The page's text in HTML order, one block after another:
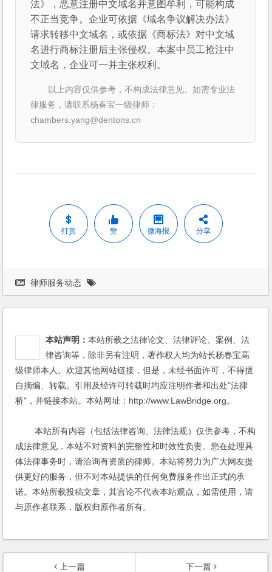
法》，恶意注册中文域名并意图牟利，可能构成
不正当竞争。企业可依据《域名争议解决办法》
请求转移中文域名，或依据《商标法》对中文域
名进行商标注册后主张侵权。本案中员工抢注中
文域名，企业可一并主张权利。
以上内容仅供参考，不构成法律意见。如需专业法
律服务，请联系杨春宝一级律师：
chambers.yang@dentons.cn
打赏 赞 微海报 分享
律师服务动态
本站声明：本站所载之法律论文、法律评论、案例、法
律咨询等，除非另有注明，著作权人均为站长杨春宝高
级律师本人。欢迎其他网站链接，但是，未经书面许可，不得擅
自摘编、转载。引用及经许可转载时均应注明作者和出处"法律
桥"，并链接本站。本站网址：http://www.LawBridge.org。
本站所有内容（包括法律咨询、法律法规）仅供参考，不构
成法律意见，本站不对资料的完整性和时效性负责。您在处理具
体法律事务时，请洽询有资质的律师。本站将努力为广大网友提
供更好的服务，但不对本站提供的任何免费服务作出正式的承
诺。本站所载投稿文章，其言论不代表本站观点，如需使用，请
与原作者联系，版权归原作者所有。
上一篇
下一篇